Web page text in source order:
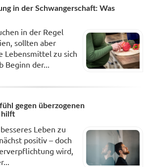
in der Schwangerschaft: Was
in der Regel
sollten aber
Lebensmittel zu sich
Beginn der...
gegen überzogenen
hilft
Leben zu
positiv – doch
wird,